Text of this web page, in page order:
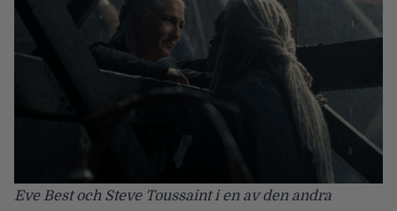
Eve Best och Steve Toussaint i en av den andra